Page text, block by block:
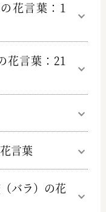
花言葉：1
花言葉：21
言葉
バラ）の花